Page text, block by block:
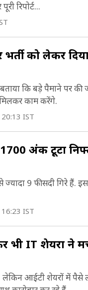
रिपोर्ट...
को लेकर
कि बड़े पैमाने पर की
काम करेंगे.
IST
अंक टूटा
9 फीसदी गिरे हैं.
IST
भी IT शेयरों ने
आईटी शेयरों में पैसे